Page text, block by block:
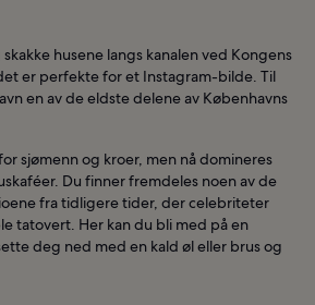
husene langs kanalen ved Kongens
er perfekte for et Instagram-bilde. Til
en av de eldste delene av Københavns
sjømenn og kroer, men nå domineres
Du finner fremdeles noen av de
fra tidligere tider, der celebriteter
tatovert. Her kan du bli med på en
deg ned med en kald øl eller brus og